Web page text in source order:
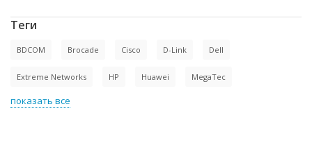
Теги
BDCOM Brocade Cisco D-Link Dell
Extreme Networks HP Huawei MegaTec
показать все